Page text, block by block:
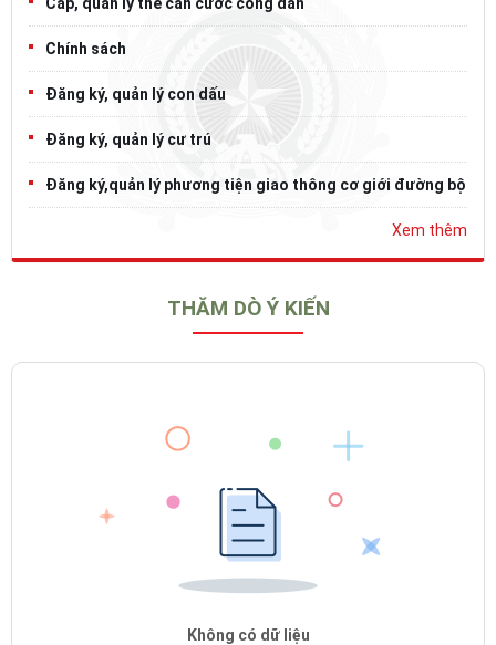
Chính sách
Đăng ký, quản lý con dấu
Đăng ký, quản lý cư trú
Đăng ký,quản lý phương tiện giao thông cơ giới đường bộ
Xem thêm
THĂM DÒ Ý KIẾN
Không có dữ liệu